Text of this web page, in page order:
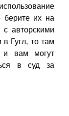
берите их на
авторскими
Гугл, то там
и вам могут
в суд за